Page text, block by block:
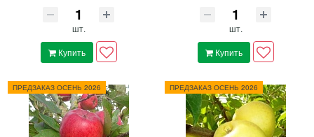
шт.
Купить
шт.
Купить
ПРЕДЗАКАЗ ОСЕНЬ 2026 ПРЕДЗАКАЗ ОСЕНЬ 2026